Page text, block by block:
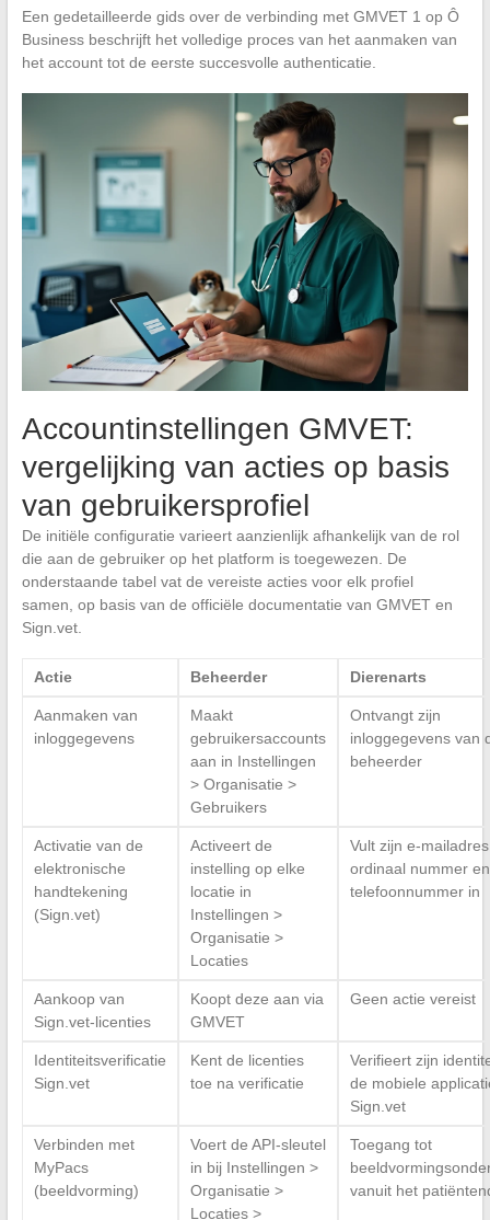
Een gedetailleerde gids over de verbinding met GMVET 1 op Ô
Business beschrijft het volledige proces van het aanmaken van
het account tot de eerste succesvolle authenticatie.
Accountinstellingen GMVET:
vergelijking van acties op basis
van gebruikersprofiel
De initiële configuratie varieert aanzienlijk afhankelijk van de rol
die aan de gebruiker op het platform is toegewezen. De
onderstaande tabel vat de vereiste acties voor elk profiel
samen, op basis van de officiële documentatie van GMVET en
Sign.vet.
Actie Beheerder Dierenarts
Aanmaken van
inloggegevens
Maakt
gebruikersaccounts
aan in Instellingen
> Organisatie >
Gebruikers
Ontvangt zijn
inloggegevens van
beheerder
Activatie van de
elektronische
handtekening
(Sign.vet)
Activeert de
instelling op elke
locatie in
Instellingen >
Organisatie >
Locaties
Vult zijn e-
ordinaal nummer en
telefoonnummer in
Aankoop van
Sign.vet-licenties
Koopt deze aan via
GMVET
Geen actie vereist
Identiteitsverificatie
Sign.vet
Kent de licenties
toe na verificatie
Verifieert zijn
de mobiele
Sign.vet
Verbinden met
MyPacs
(beeldvorming)
Voert de API-sleutel
in bij Instellingen >
Organisatie >
Locaties >
Toegang tot
vanuit het